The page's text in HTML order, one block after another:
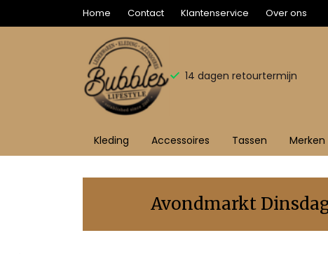
Home Contact Klantenservice Over ons
14 dagen retourtermijn
Kleding Accessoires Tassen Merken
Dokterstas
Bubbles
Avondmarkt